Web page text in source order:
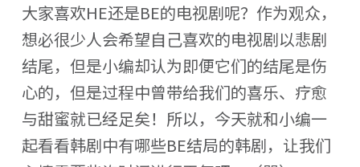
大家喜欢HE还是BE的电视剧呢？作为观众，
想必很少人会希望自己喜欢的电视剧以悲剧
结尾，但是小编却认为即便它们的结尾是伤
心的，但是过程中曾带给我们的喜乐、疗愈
与甜蜜就已经足矣！所以，今天就和小编一
起看看韩剧中有哪些BE结局的韩剧，让我们